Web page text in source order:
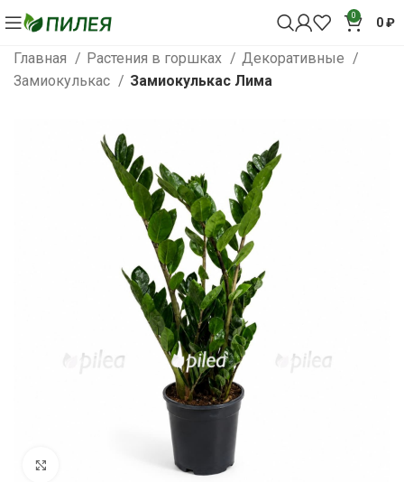
0 0₽
Главная Растения в горшках
Декоративные
Замиокулькас
Замиокулькас Лима
Нажмите, чтобы увеличить